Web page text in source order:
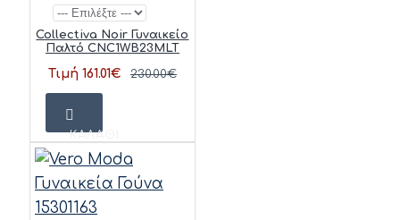
Collectiva Noir Γυναικείο
Παλτό CNC1WB23MLT
Τιμή 161.01€ 230.00€
ΚΑΛΆΘΙ